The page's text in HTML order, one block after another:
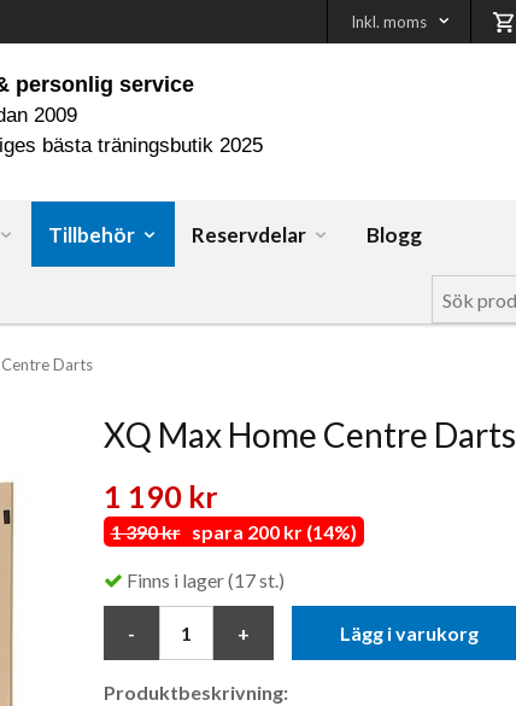
Inkl. moms
personlig service
2009
bästa träningsbutik 2025
Tillbehör Reservdelar Blogg
Darts
XQ Max Home Centre Darts
1 190 kr
1 390 krspara 200 kr (14%)
Finns i lager (17 st.)
Lägg i varukorg
Produktbeskrivning: